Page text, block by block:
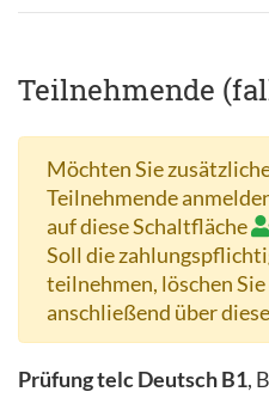
Teilnehmende
Möchten Sie
Teilnehmende
auf diese Schaltfläche
Soll die
teilnehmen, löschen
anschließend über
Prüfung telc Deutsch B1,